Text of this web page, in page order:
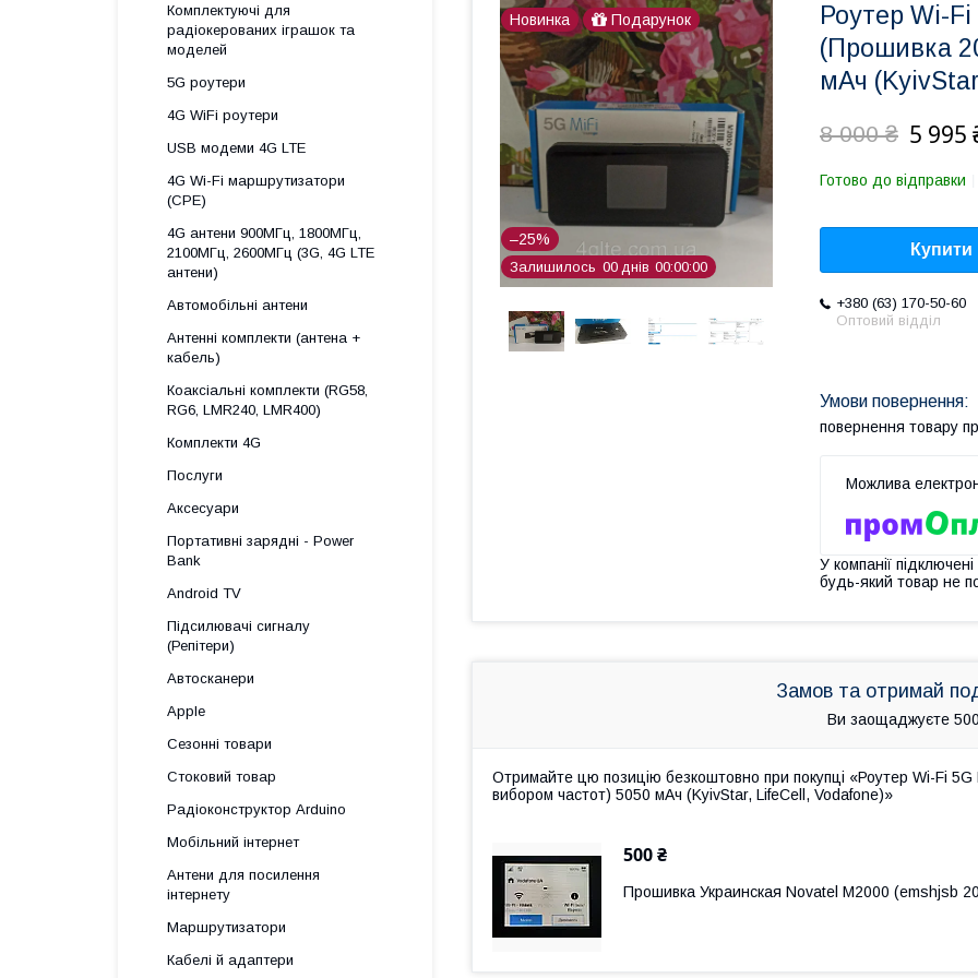
Новинка Подарунок
–25%
Залишилось 00 днів 00 00 00
Роутер Wi-
(Прошивка
мАч
8 000 ₴ 5 995
Готово до відправки
Купити
+380 (63) 170-50-60
Оптовий відділ
повернення товару
У компанії
будь-який товар не
Замов та отримай
Ви заощаджуєте
Отримайте цю позицію безкоштовно при покупці «Роутер Wi-Fi
вибором частот) 5050 мАч (KyivStar, LifeCell, Vodafone)»
500 ₴
Прошивка Украинская Novatel M2000 (emshjsb
Комплектуючі для
радіокерованих іграшок та
моделей
5G роутери
4G WiFi роутери
USB модеми 4G LTE
4G Wi-Fi маршрутизатори
(CPE)
4G антени 900МГц, 1800МГц,
2100МГц, 2600МГц (3G, 4G LTE
антени)
Автомобільні антени
Антенні комплекти (антена +
кабель)
Коаксіальні комплекти (RG58,
RG6, LMR240, LMR400)
Комплекти 4G
Послуги
Аксесуари
Портативні зарядні - Power
Bank
Android TV
Підсилювачі сигналу
(Репітери)
Автосканери
Apple
Сезонні товари
Стоковий товар
Радіоконструктор Arduino
Мобільний інтернет
Антени для посилення
інтернету
Маршрутизатори
Кабелі й адаптери